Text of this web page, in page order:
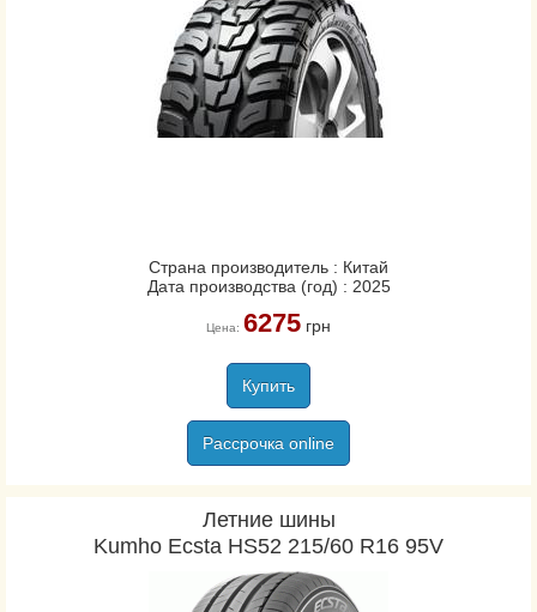
Страна производитель : Китай
Дата производства (год) : 2025
Цена: 6275грн
Купить
Рассрочка online
Летние шины
Kumho Ecsta HS52 215/60 R16 95V